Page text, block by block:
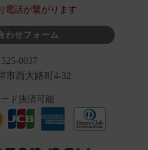
電話が繋がります
わせフォーム
0037
市西大路町4-32
ド決済可能